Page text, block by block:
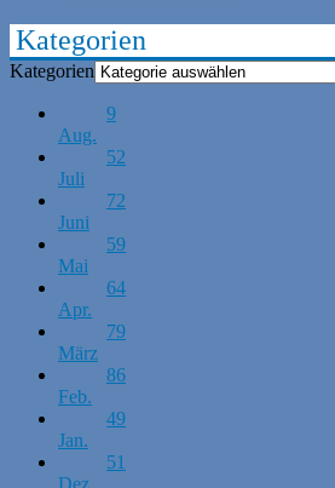
Kategorien
Kategorien
9
Aug.
52
Juli
72
Juni
59
Mai
64
Apr.
79
März
86
Feb.
49
Jan.
51